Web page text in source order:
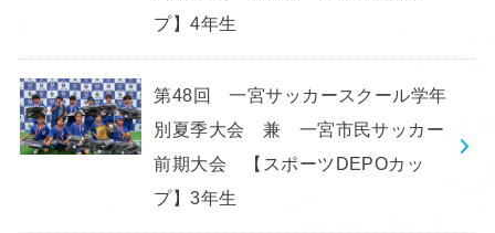
プ】4年生
第48回 一宮サッカースクール学年
別夏季大会 兼 一宮市民サッカー
前期大会 【スポーツDEPOカッ
プ】3年生